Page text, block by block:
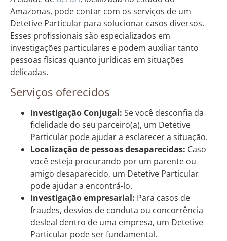
Amazonas, pode contar com os serviços de um
Detetive Particular para solucionar casos diversos.
Esses profissionais são especializados em
investigações particulares e podem auxiliar tanto
pessoas físicas quanto jurídicas em situações
delicadas.
Serviços oferecidos
Investigação Conjugal: Se você desconfia da
fidelidade do seu parceiro(a), um Detetive
Particular pode ajudar a esclarecer a situação.
Localização de pessoas desaparecidas: Caso
você esteja procurando por um parente ou
amigo desaparecido, um Detetive Particular
pode ajudar a encontrá-lo.
Investigação empresarial: Para casos de
fraudes, desvios de conduta ou concorrência
desleal dentro de uma empresa, um Detetive
Particular pode ser fundamental.